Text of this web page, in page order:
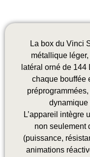
La box du Vinci
métallique
latéral orné de 144
chaque bouffée
dynamique
L’appareil intègre
non seulement
(puissance,
animations